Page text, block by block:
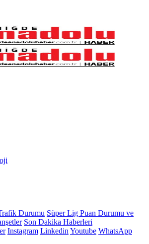
Durumu Süper Lig Puan Durumu ve
Son Dakika Haberleri
Instagram Linkedin Youtube WhatsApp